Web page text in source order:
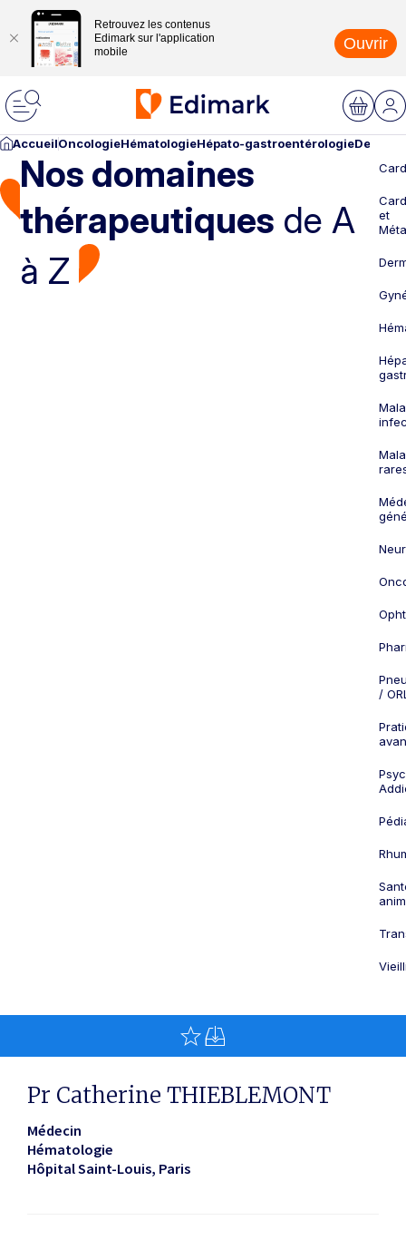
Retrouvez les contenus
Edimark sur l'application
mobile
Ouvrir
AccueilOncologieHématologieHépato-gastroentérologie
Nos domaines
thérapeutiques de A
à Z
et
/
Pr Catherine THIEBLEMONT
Médecin
Hématologie
Hôpital Saint-Louis Paris